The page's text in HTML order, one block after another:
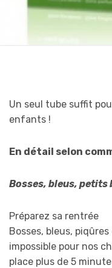
Un seul tube suffit
enfants !
En détail selon
Bosses, bleus, petits
Préparez sa rentrée
Bosses, bleus,
impossible pour nos
place plus de 5